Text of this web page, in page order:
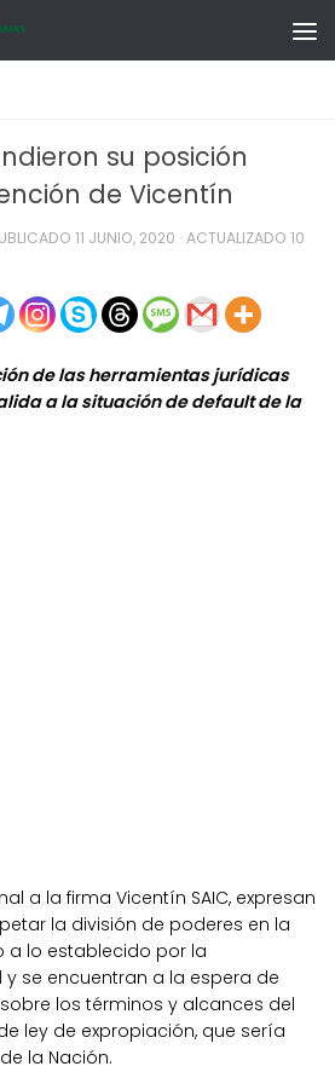
su posición
de Vicentín
11 JUNIO, 2020 · ACTUALIZADO 10
de las herramientas jurídicas
a la situación de default de la
a la firma Vicentín SAIC, expresan
la división de poderes en la
a lo establecido por la
se encuentran a la espera de
los términos y alcances del
ley de expropiación, que sería
la Nación.